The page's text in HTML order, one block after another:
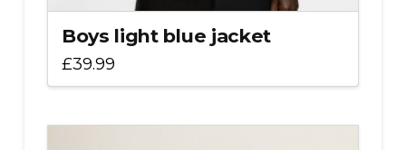
Boys light blue jacket
£39.99